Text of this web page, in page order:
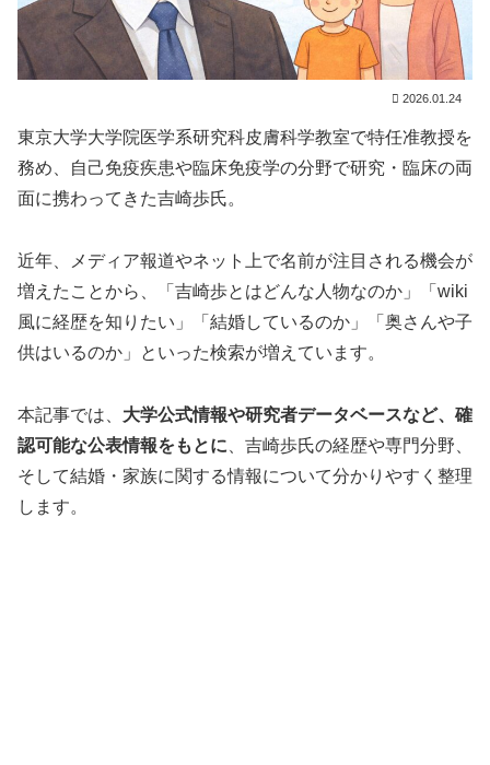
2026.01.24
東京大学大学院医学系研究科皮膚科学教室で特任准教授を
務め、自己免疫疾患や臨床免疫学の分野で研究・臨床の両
面に携わってきた吉崎歩氏。
近年、メディア報道やネット上で名前が注目される機会が
増えたことから、「吉崎歩とはどんな人物なのか」「wiki
風に経歴を知りたい」「結婚しているのか」「奥さんや子
供はいるのか」といった検索が増えています。
本記事では、 大学公式情報や研究者データベースなど、確
認可能な公表情報をもとに 、吉崎歩氏の経歴や専門分野、
そして結婚・家族に関する情報について分かりやすく整理
します。